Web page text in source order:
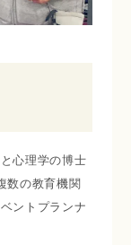
心理学の博士
数の教育機関
ントプランナ